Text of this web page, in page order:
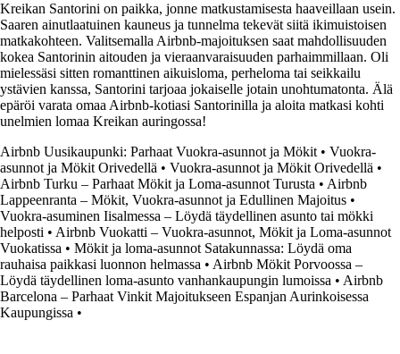
Kreikan Santorini on paikka, jonne matkustamisesta haaveillaan usein.
Saaren ainutlaatuinen kauneus ja tunnelma tekevät siitä ikimuistoisen
matkakohteen. Valitsemalla Airbnb-majoituksen saat mahdollisuuden
kokea Santorinin aitouden ja vieraanvaraisuuden parhaimmillaan. Oli
mielessäsi sitten romanttinen aikuisloma, perheloma tai seikkailu
ystävien kanssa, Santorini tarjoaa jokaiselle jotain unohtumatonta. Älä
epäröi varata omaa Airbnb-kotiasi Santorinilla ja aloita matkasi kohti
unelmien lomaa Kreikan auringossa!
Airbnb Uusikaupunki: Parhaat Vuokra-asunnot ja Mökit • Vuokra-
asunnot ja Mökit Orivedellä • Vuokra-asunnot ja Mökit Orivedellä •
Airbnb Turku – Parhaat Mökit ja Loma-asunnot Turusta • Airbnb
Lappeenranta – Mökit, Vuokra-asunnot ja Edullinen Majoitus •
Vuokra-asuminen Iisalmessa – Löydä täydellinen asunto tai mökki
helposti • Airbnb Vuokatti – Vuokra-asunnot, Mökit ja Loma-asunnot
Vuokatissa • Mökit ja loma-asunnot Satakunnassa: Löydä oma
rauhaisa paikkasi luonnon helmassa • Airbnb Mökit Porvoossa –
Löydä täydellinen loma-asunto vanhankaupungin lumoissa • Airbnb
Barcelona – Parhaat Vinkit Majoitukseen Espanjan Aurinkoisessa
Kaupungissa •